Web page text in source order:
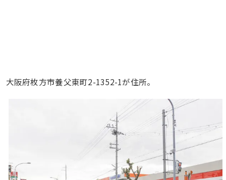
大阪府枚方市養父東町2-1352-1が住所。